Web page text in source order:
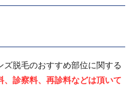
ズ脱毛のおすすめ部位に関する
、診察料、再診料などは頂いて